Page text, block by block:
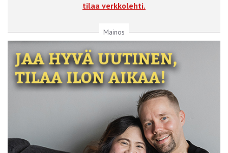
tilaa verkkolehti.
Mainos